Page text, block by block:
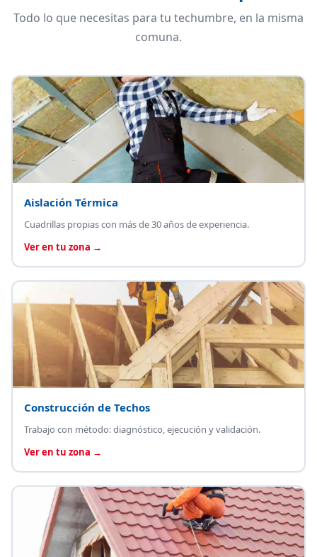
Todo lo que necesitas para tu techumbre, en la misma
comuna.
Aislación Térmica
Cuadrillas propias con más de 30 años de experiencia.
Ver en tu zona →
Construcción de Techos
Trabajo con método: diagnóstico, ejecución y validación.
Ver en tu zona →